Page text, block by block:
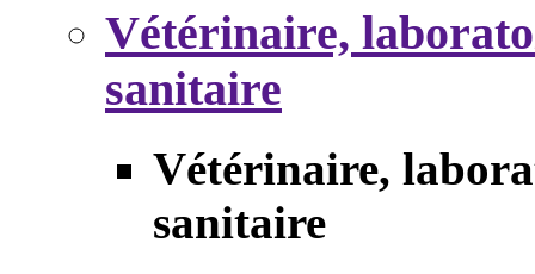
Vétérinaire,
sanitaire
Vétérinaire,
sanitaire